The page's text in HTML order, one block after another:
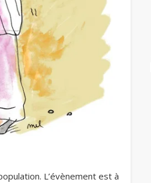
L’évènement est à